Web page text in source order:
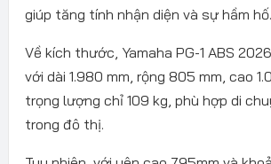
giúp tăng tính nhận diện và sự hầm hố.
Về kích thước, Yamaha PG-1 ABS
với dài 1.980 mm, rộng 805 mm, cao
trọng lượng chỉ 109 kg, phù hợp di
trong đô thị.